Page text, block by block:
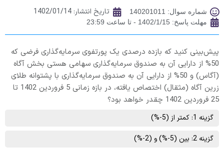
شماره سوال: 140201011 تاریخ انتشار: 1402/01/14
مهلت پاسخ: 1402/1/15 - تا ساعت 23:59
پیش‌بینی کنید که بازده درصدی یک پورتفوی سرمایه‌گذاری فرضی که
50% از دارایی آن به صندوق سرمایه‌گذاری سهامی هستی بخش آگاه
(آگاس) و 50% از دارایی آن به صندوق سرمایه‌گذاری با پشتوانه طلای
زرین آگاه (مثقال) اختصاص یافته، در بازه زمانی 5 فروردین 1402 تا
25 فروردین 1402 چقدر خواهد بود؟
گزینه 1: کمتر از (5-%)
گزینه 2: بین (5-%) و (2-%)